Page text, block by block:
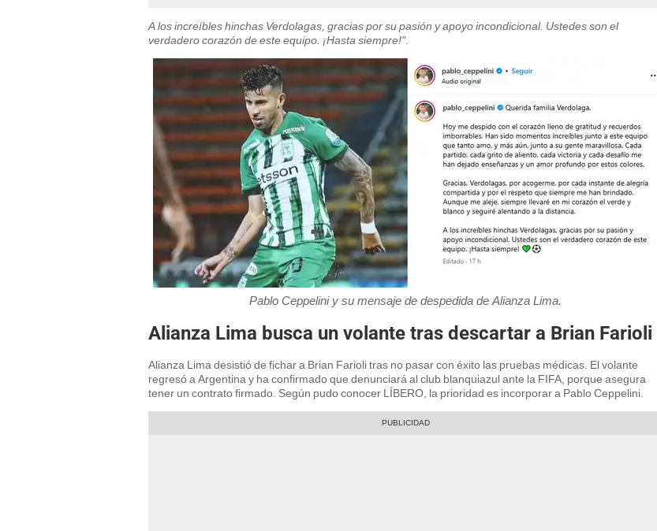
A los increíbles hinchas Verdolagas, gracias por su pasión y apoyo incondicional. Ustedes son el
verdadero corazón de este equipo. ¡Hasta siempre!".
Pablo Ceppelini y su mensaje de despedida de Alianza Lima.
Alianza Lima busca un volante tras descartar a Brian Farioli
Alianza Lima desistió de fichar a Brian Farioli tras no pasar con éxito las pruebas médicas. El volante
regresó a Argentina y ha confirmado que denunciará al club blanquiazul ante la FIFA, porque asegura
tener un contrato firmado. Según pudo conocer LÍBERO, la prioridad es incorporar a Pablo Ceppelini.